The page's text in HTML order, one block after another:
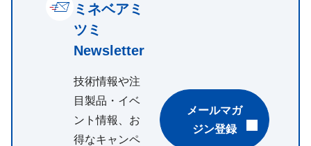
ミネベアミ
ツミ
Newsletter
技術情報や注
目製品・イベ
ント情報、お
得なキャンペ
メールマガ
ジン登録